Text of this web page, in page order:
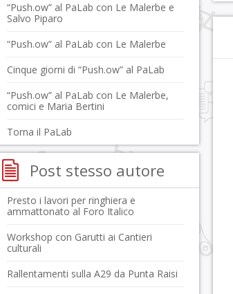
“Push.ow” al PaLab con Le Malerbe e
Salvo Piparo
“Push.ow” al PaLab con Le Malerbe
Cinque giorni di “Push.ow” al PaLab
“Push.ow” al PaLab con Le Malerbe,
comici e Maria Bertini
Torna il PaLab
Post stesso autore
Presto i lavori per ringhiera e
ammattonato al Foro Italico
Workshop con Garutti ai Cantieri
culturali
Rallentamenti sulla A29 da Punta Raisi